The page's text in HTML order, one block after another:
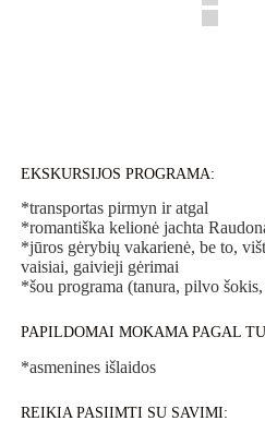
EKSKURSIJOS PROGRAMA:
*transportas pirmyn ir atgal
*romantiška kelionė jachta
*jūros gėrybių vakarienė, be to,
vaisiai, gaivieji gėrimai
*šou programa (tanura, pilvo
PAPILDOMAI MOKAMA PAGAL
*asmenines išlaidos
REIKIA PASIIMTI SU SAVIMI: